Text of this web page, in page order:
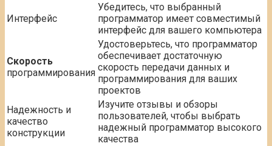
Интерфейс
Убедитесь, что выбранный
программатор имеет совместимый
интерфейс для вашего компьютера
Скорость
программирования
Удостоверьтесь, что программатор
обеспечивает достаточную
скорость передачи данных и
программирования для ваших
проектов
Надежность и
качество
конструкции
Изучите отзывы и обзоры
пользователей, чтобы выбрать
надежный программатор высокого
качества